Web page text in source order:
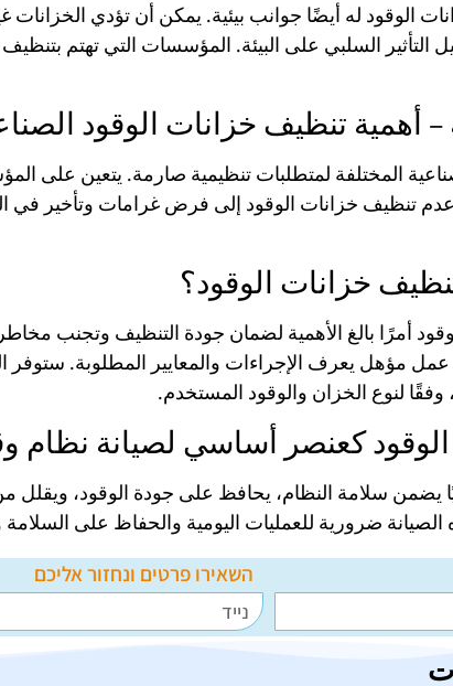
الوقود له أيضًا جوانب بيئية. يمكن أن تؤدي الخزانات
التأثير السلبي على البيئة. المؤسسات التي تهتم
– أهمية تنظيف خزانات الوقود
المختلفة لمتطلبات تنظيمية صارمة. يتعين على
عدم تنظيف خزانات الوقود إلى فرض غرامات وتأخير
خزانات الوقود؟
أمرًا بالغ الأهمية لضمان جودة التنظيف وتجنب
مؤهل يعرف الإجراءات والمعايير المطلوبة. ستوفر
لنوع الخزان والوقود المستخدم.
كعنصر أساسي لصيانة نظام
يضمن سلامة النظام، يحافظ على جودة الوقود، ويقلل
ضرورية للعمليات اليومية والحفاظ على السلامة
השאירו פרטים ונחזור אליכם